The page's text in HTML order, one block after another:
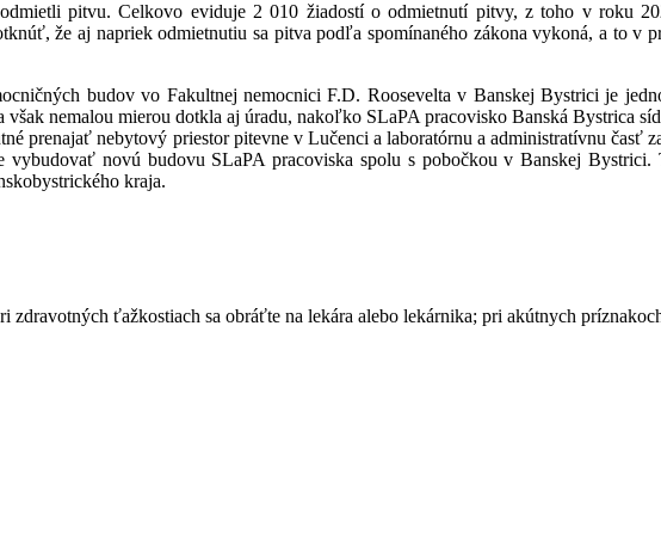
pitvu. Celkovo eviduje 2 010 žiadostí o odmietnutí pitvy, z toho v roku
že aj napriek odmietnutiu sa pitva podľa spomínaného zákona vykoná, a to v
budov vo Fakultnej nemocnici F.D. Roosevelta v Banskej Bystrici je
nemalou mierou dotkla aj úradu, nakoľko SLaPA pracovisko Banská Bystrica
prenajať nebytový priestor pitevne v Lučenci a laboratórnu a administratívnu časť
novú budovu SLaPA pracoviska spolu s pobočkou v Banskej Bystrici.
kraja.
ťažkostiach sa obráťte na lekára alebo lekárnika; pri akútnych